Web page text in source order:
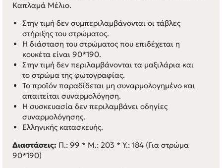
Καπλαμά Μέλιο.
Στην τιμή δεν συμπεριλαμβάνονται οι τάβλες
στήριξης του στρώματος.
Η διάσταση του στρώματος που επιδέχεται η
κουκέτα είναι 90*190.
Στην τιμή δεν περιλαμβάνονται τα μαξιλάρια και
το στρώμα της φωτογραφίας.
Το προϊόν παραδίδεται μη συναρμολογημένο και
απαιτείται συναρμολόγηση.
Η συσκευασία δεν περιλαμβάνει οδηγίες
συναρμολόγησης.
Ελληνικής κατασκευής.
Διαστάσεις: Π.: 99 * M.: 203 * Y.: 184 (Για στρώμα
90*190)